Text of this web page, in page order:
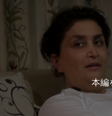
本編